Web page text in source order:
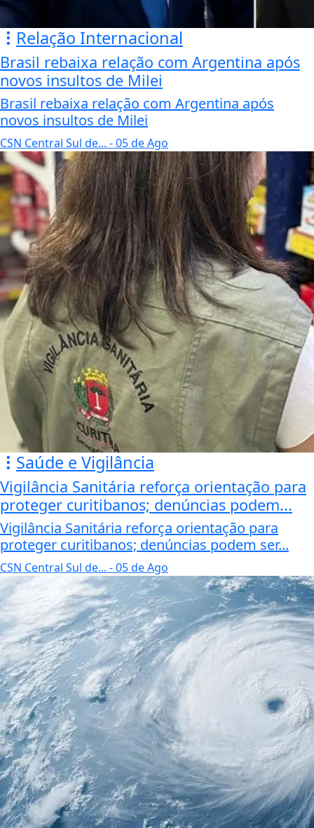
Relação Internacional
Brasil rebaixa relação com Argentina após
novos insultos de Milei
Brasil rebaixa relação com Argentina após
novos insultos de Milei
CSN Central Sul de... - 05 de Ago
Saúde e Vigilância
Vigilância Sanitária reforça orientação para
proteger curitibanos; denúncias podem...
Vigilância Sanitária reforça orientação para
proteger curitibanos; denúncias podem ser...
CSN Central Sul de... - 05 de Ago